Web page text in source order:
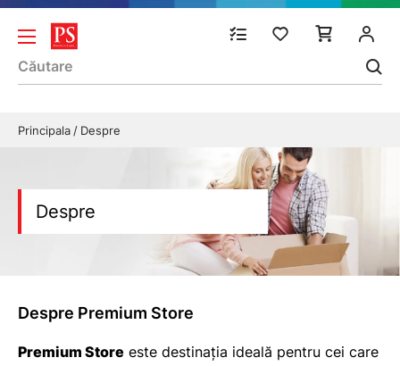
Principala Despre
Despre
Despre Premium Store
Premium Store este destinația ideală pentru cei care